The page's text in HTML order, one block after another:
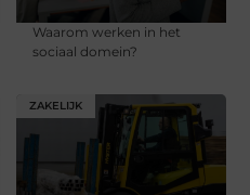
Waarom werken in het
sociaal domein?
ZAKELIJK